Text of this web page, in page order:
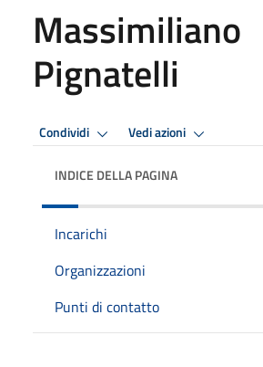
Massimiliano
Pignatelli
Condividi Vedi azioni
INDICE DELLA PAGINA
Incarichi
Organizzazioni
Punti di contatto